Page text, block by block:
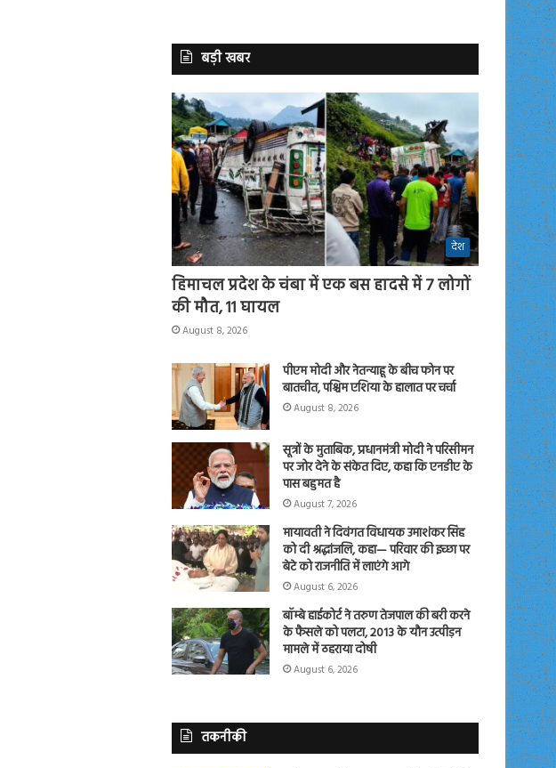
बड़ी खबर
देश
हिमाचल प्रदेश के चंबा में एक बस हादसे में 7 लोगों
की मौत, 11 घायल
August 8, 2026
पीएम मोदी और नेतन्याहू के बीच फोन पर
बातचीत, पश्चिम एशिया के हालात पर चर्चा
August 8, 2026
सूत्रों के मुताबिक, प्रधानमंत्री मोदी ने परिसीमन
पर जोर देने के संकेत दिए, कहा कि एनडीए के
पास बहुमत है
August 7, 2026
मायावती ने दिवंगत विधायक उमाशंकर सिंह
को दी श्रद्धांजलि, कहा— परिवार की इच्छा पर
बेटे को राजनीति में लाएंगे आगे
August 6, 2026
बॉम्बे हाईकोर्ट ने तरुण तेजपाल की बरी करने
के फैसले को पलटा, 2013 के यौन उत्पीड़न
मामले में ठहराया दोषी
August 6, 2026
तकनीकी